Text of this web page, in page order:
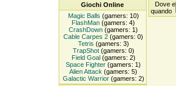
Giochi Online
Magic Balls (gamers: 10)
FlashMan (gamers: 4)
CrashDown (gamers: 1)
Cable Carpes 2 (gamers: 0)
Tetris (gamers: 3)
TrapShot(gamers: 0)
Field Goal(gamers: 2)
Space Fighter (gamers: 1)
Alien Attack (gamers: 5)
Galactic Warrior(gamers: 2)
Dove e
quando